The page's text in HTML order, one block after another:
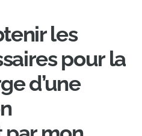
les
pour la
d’une